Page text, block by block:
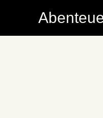
content